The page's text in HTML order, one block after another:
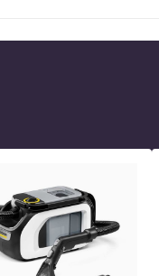
Ultra HD